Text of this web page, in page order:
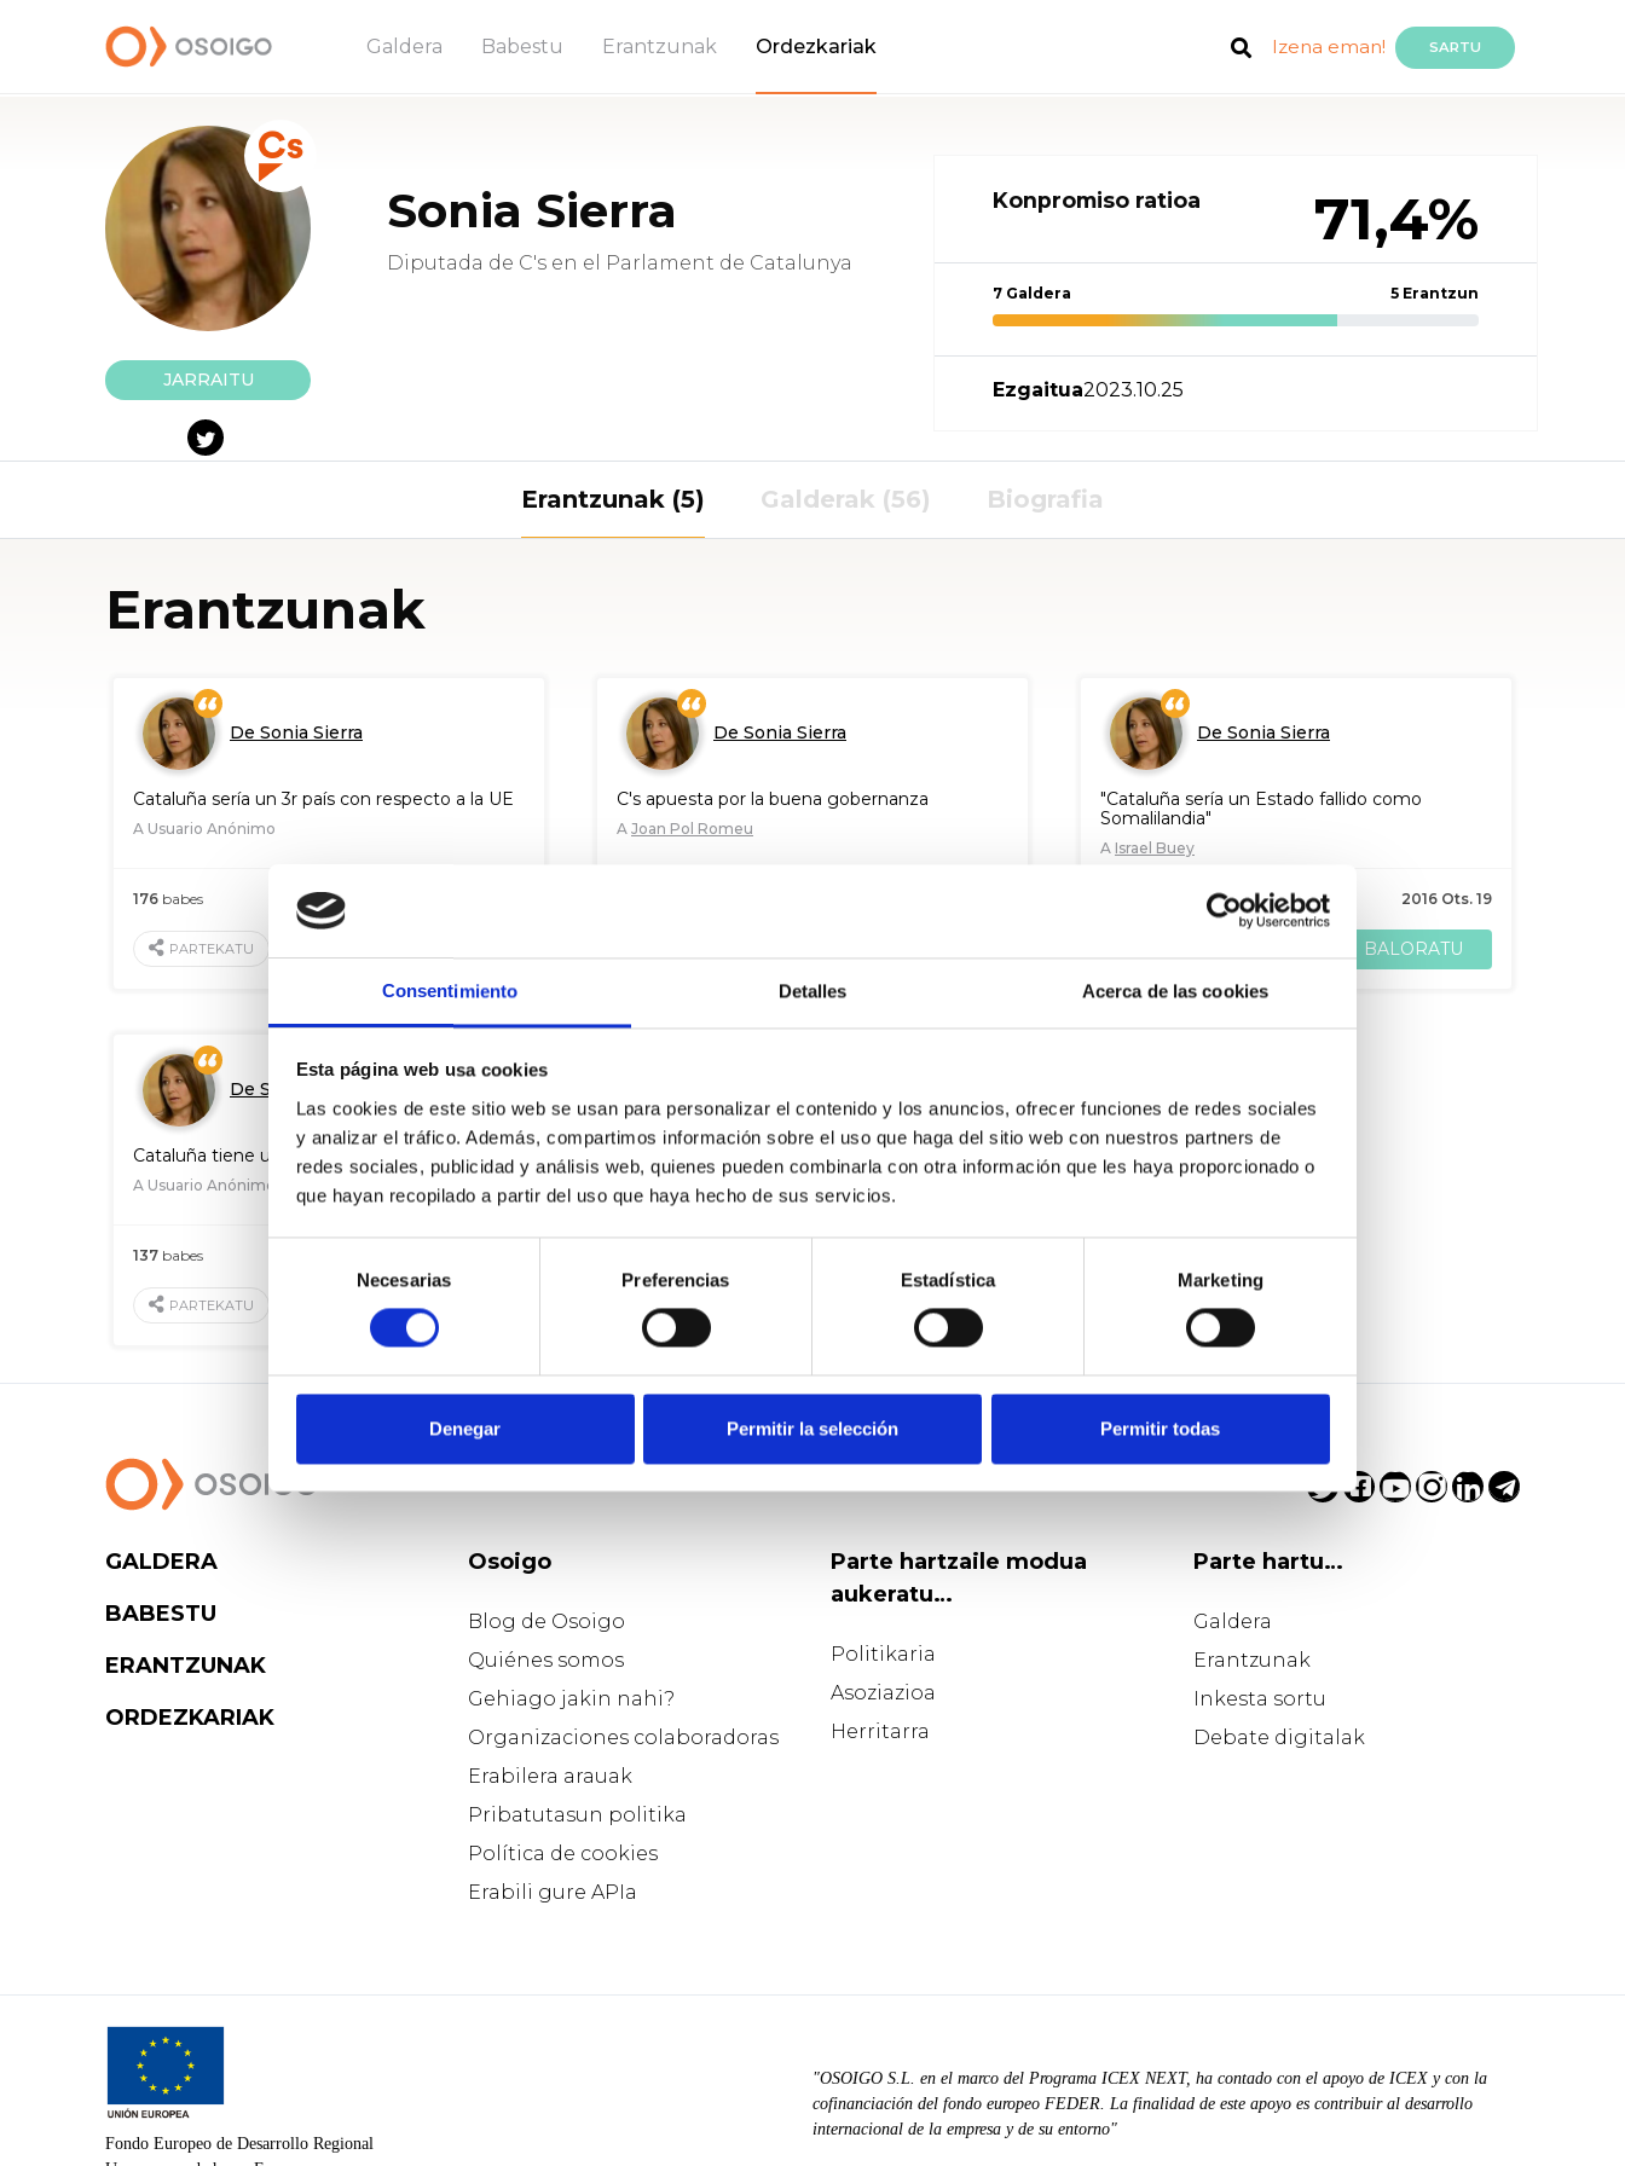
Consentimiento Detalles Acerca de las cookies
Esta página web usa cookies
Las cookies de este sitio web se usan para personalizar el contenido y los anuncios, ofrecer funciones de redes sociales
y analizar el tráfico. Además, compartimos información sobre el uso que haga del sitio web con nuestros partners de
redes sociales, publicidad y análisis web, quienes pueden combinarla con otra información que les haya proporcionado o
que hayan recopilado a partir del uso que haya hecho de sus servicios.
consentimiento
Necesarias Preferencias Estadística Marketing
Denegar Permitir la selección Permitir todas
Galdera Babestu Erantzunak Ordezkariak Izena eman! SARTU
JARRAITU
Sonia Sierra
Diputada de C's en el Parlament de Catalunya
Konpromiso ratioa 71,4%
7 Galdera 5 Erantzun
Ezgaitua2023.10.25
Erantzunak (5) Galderak (56) Biografia
Erantzunak
De Sonia Sierra
Cataluña sería un 3r país con respecto a la UE
A Usuario Anónimo
176 babes
PARTEKATU
De Sonia Sierra
C's apuesta por la buena gobernanza
A Joan Pol Romeu
De Sonia Sierra
"Cataluña sería un Estado fallido como
Somalilandia"
A Israel Buey
2016 Ots. 19
BALORATU
De Sonia Sierra
Cataluña tiene una población muy envejecida
A Usuario Anónimo
137 babes
PARTEKATU BALORATU
Jordi Pujol ya sabe lo que es la UDEF
A Usuario Anónimo
PARTEKATU BALORATU
GALDERA
BABESTU
ERANTZUNAK
ORDEZKARIAK
Osoigo
Blog de Osoigo
Quiénes somos
Gehiago jakin nahi?
Organizaciones colaboradoras
Erabilera arauak
Pribatutasun politika
Política de cookies
Erabili gure APIa
Parte hartzaile modua
aukeratu…
Politikaria
Asoziazioa
Herritarra
Parte hartu…
Galdera
Erantzunak
Inkesta sortu
Debate digitalak
Fondo Europeo de Desarrollo Regional
"OSOIGO S.L. en el marco del Programa ICEX NEXT, ha contado con el apoyo de ICEX y con la
cofinanciación del fondo europeo FEDER. La finalidad de este apoyo es contribuir al desarrollo
internacional de la empresa y de su entorno"